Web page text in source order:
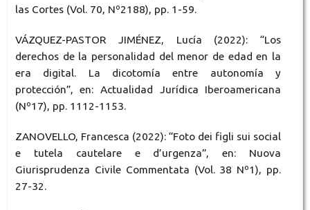
las Cortes (Vol. 70, Nº2188), pp. 1-59.
VÁZQUEZ-PASTOR JIMÉNEZ, Lucía (2022): “Los
derechos de la personalidad del menor de edad en la
era digital. La dicotomía entre autonomía y
protección”, en: Actualidad Jurídica Iberoamericana
(Nº17), pp. 1112-1153.
ZANOVELLO, Francesca (2022): “Foto dei figli sui social
e tutela cautelare e d’urgenza”, en: Nuova
Giurisprudenza Civile Commentata (Vol. 38 Nº1), pp.
27-32.